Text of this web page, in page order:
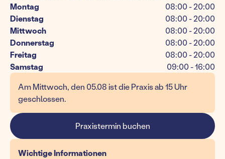
Montag
08:00 - 20:00
Dienstag
08:00 - 20:00
Mittwoch
08:00 - 20:00
Donnerstag
08:00 - 20:00
Freitag
08:00 - 20:00
Samstag
09:00 - 16:00
Am Mittwoch, den 05.08 ist die Praxis ab 15 Uhr
geschlossen.
Praxistermin buchen
Wichtige Informationen